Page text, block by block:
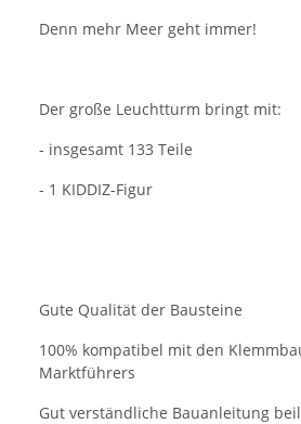
Denn mehr Meer geht immer!
Der große Leuchtturm bringt mit:
- insgesamt 133 Teile
- 1 KIDDIZ-Figur
Gute Qualität der Bausteine
100% kompatibel mit den
Marktführers
Gut verständliche Bauanleitung